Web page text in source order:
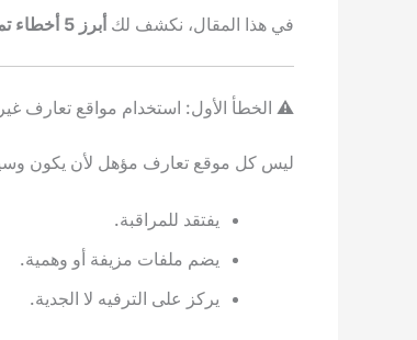
في هذا المقال، نكشف لك أبرز 5 أخطاء تمنعك من الزواج عبر مواقع التعارف
⚠️ الخطأ الأول: استخدام مواقع تعارف
ليس كل موقع تعارف مؤهل لأن يكون
يفتقد للمراقبة.
يضم ملفات مزيفة أو وهمية.
يركز على الترفيه لا الجدية.